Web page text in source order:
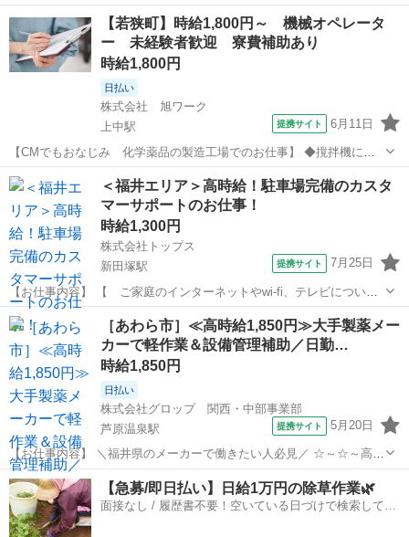
などの事務業務をお任せします。ミーティングや全体チャットなど、
いつでも先輩に相談できるので安心です。 仕事の流れ 担当案件の決定
システムや社内チャットを通して、案...
アルバイト・パート / 契約社員
【若狭町】時給1,800円～ 機械オペレータ
ー 未経験者歓迎 寮費補助あり
時給1,800円
日払い
株式会社 旭ワーク
上中駅
提携サイト 6月11日
【CMでもおなじみ 化学薬品の製造工場でのお仕事】 ◆撹拌機に規
定の材料を投入 ◆脱水した材料を乾燥し、専用の容器に梱包する作業
※保護着を着ての作業もあります ◆誰でもはじめは初心者。未経験の
方でも丁寧に教えてくれ...
福井 三方上中郡 上中駅 その他
＜福井エリア＞高時給！駐車場完備のカスタ
マーサポートのお仕事！
時給1,300円
株式会社トップス
新田塚駅
提携サイト 7月25日
【お仕事内容】 【 ご家庭のインターネットやwi-fi、テレビについて
の問合せ対応のお仕事 】 ご自宅のインターネットが繋がらなくなっ
た・・・ メールが受信できない・・・・ テレビが映らない・・・ こ
んな日々のお問合せに対応...
福井 新田塚駅 その他
［あわら市］≪高時給1,850円≫大手製薬メー
カーで軽作業＆設備管理補助／日勤…
時給1,850円
日払い
株式会社グロップ 関西・中部事業部
芦原温泉駅
提携サイト 5月20日
【お仕事内容】 ＼福井県のメーカーで働きたい人必見／ ☆～☆～高時
給1,850円～☆～☆ ★日勤のみ×土日祝休み！★ ■仕事内容 （雇入れ直
後） 大手製薬メーカーでのサポート業務をお任せします。 ・試薬や備
品の受入・在庫...
福井 あわら市 芦原温泉駅 その他
【急募/即日払い】日給1万円の除草作業🌿
面接なし / 履歴書不要！空いている日づけで検索して即